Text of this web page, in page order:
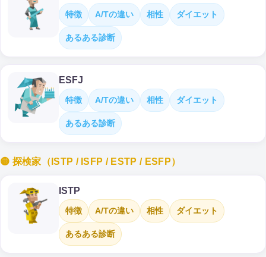
特徴 A/Tの違い 相性 ダイエット
あるある診断
ESFJ
特徴 A/Tの違い 相性 ダイエット
あるある診断
🟡 探検家（ISTP / ISFP / ESTP / ESFP）
ISTP
特徴 A/Tの違い 相性 ダイエット
あるある診断